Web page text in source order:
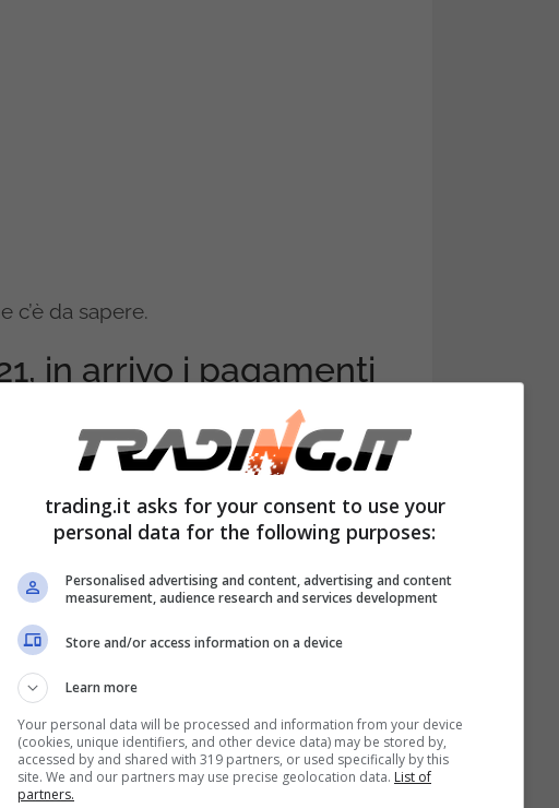
c’è da sapere.
in arrivo i pagamenti
quando e a chi
domestici spettano, di diritto, a colf e
familiare del lavoratore, al
presenza o meno di membri
della richiesta sono anche la situazione
datore di lavoro.
trading.it asks for your consent to use your
personal data for the following purposes:
Personalised advertising and content, advertising and content
measurement, audience research and services development
Store and/or access information on a device
Learn more
Your personal data will be processed and information from your device
(cookies, unique identifiers, and other device data) may be stored by,
accessed by and shared with 319 partners, or used specifically by this
site. We and our partners may use precise geolocation data. List of
partners.